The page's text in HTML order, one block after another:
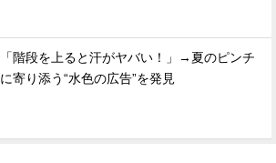
「階段を上ると汗がヤバい！」→夏のピンチ
に寄り添う“水色の広告”を発見